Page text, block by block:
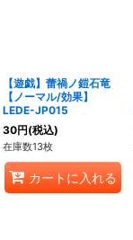
【遊戯】蕾禍ノ鎧石竜
【ノーマル/効果】
LEDE-JP015
30円(税込)
在庫数13枚
カートに入れる